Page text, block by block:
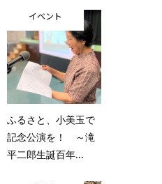
イベント
ふるさと、小美玉で
記念公演を！ ～滝
平二郎生誕百年...